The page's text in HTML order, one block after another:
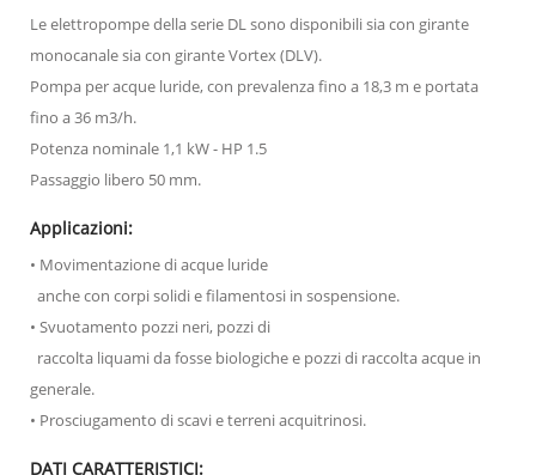
Le elettropompe della serie DL sono disponibili sia con girante
monocanale sia con girante Vortex (DLV).
Pompa per acque luride, con prevalenza fino a 18,3 m e portata
fino a 36 m3/h.
Potenza nominale 1,1 kW - HP 1.5
Passaggio libero 50 mm.
Applicazioni:
• Movimentazione di acque luride
anche con corpi solidi e filamentosi in sospensione.
• Svuotamento pozzi neri, pozzi di
raccolta liquami da fosse biologiche e pozzi di raccolta acque in
generale.
• Prosciugamento di scavi e terreni acquitrinosi.
DATI CARATTERISTICI: